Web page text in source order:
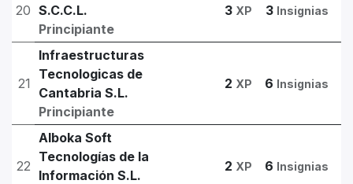
20 S.C.C.L.
Principiante
3 XP 3 Insignias
21
Infraestructuras
Tecnologicas de
Cantabria S.L.
Principiante
2 XP 6 Insignias
22
Alboka Soft
Tecnologías de la
Información S.L.
2 XP 6 Insignias